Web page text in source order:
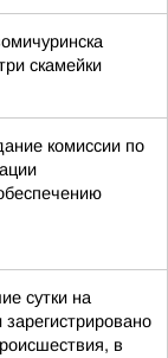
скамейки
комиссии по
сутки на
зарегистрировано
в